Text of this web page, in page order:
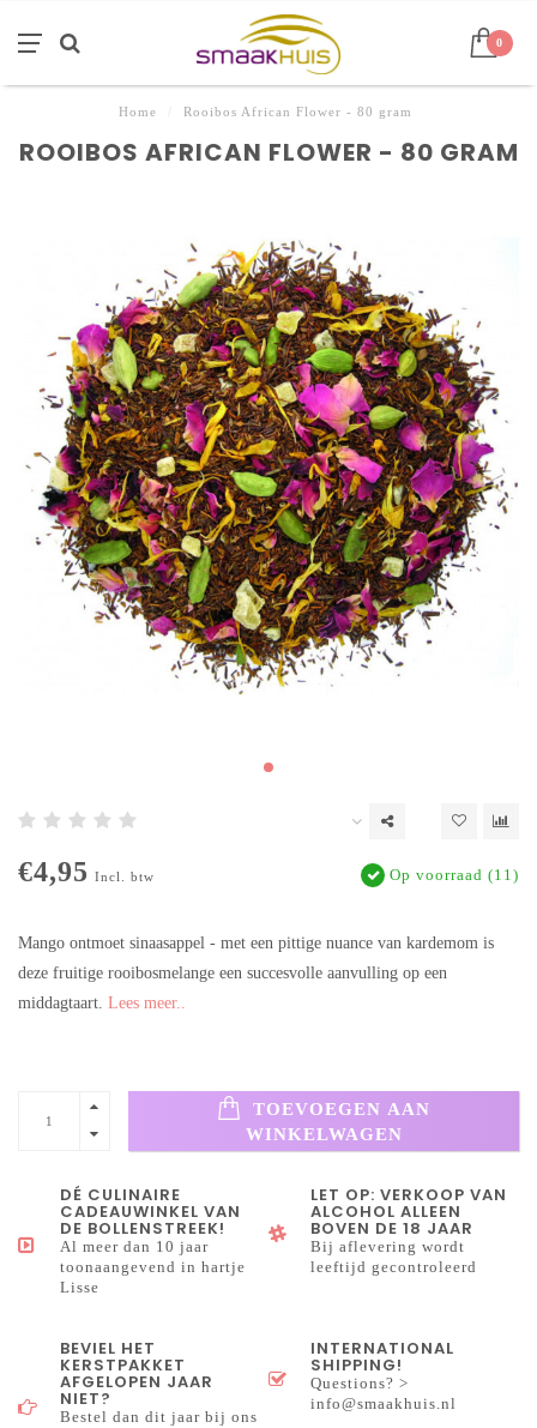
0
Home Rooibos African Flower - 80 gram
ROOIBOS AFRICAN FLOWER - 80 GRAM
€4,95 Incl. btw Op voorraad (11)
Mango ontmoet sinaasappel - met een pittige nuance van kardemom is
deze fruitige rooibosmelange een succesvolle aanvulling op een
middagtaart. Lees meer..
TOEVOEGEN AAN
WINKELWAGEN
DÉ CULINAIRE
CADEAUWINKEL VAN
DE BOLLENSTREEK!
Al meer dan 10 jaar
toonaangevend in hartje
Lisse
LET OP: VERKOOP VAN
ALCOHOL ALLEEN
BOVEN DE 18 JAAR
Bij aflevering wordt
leeftijd gecontroleerd
BEVIEL HET
KERSTPAKKET
AFGELOPEN JAAR
NIET?
Bestel dan dit jaar bij ons
INTERNATIONAL
SHIPPING!
Questions? >
info@smaakhuis.nl